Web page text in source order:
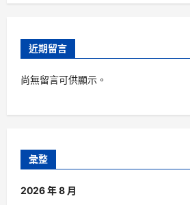
近期留言
尚無留言可供顯示。
彙整
2026 年 8 月